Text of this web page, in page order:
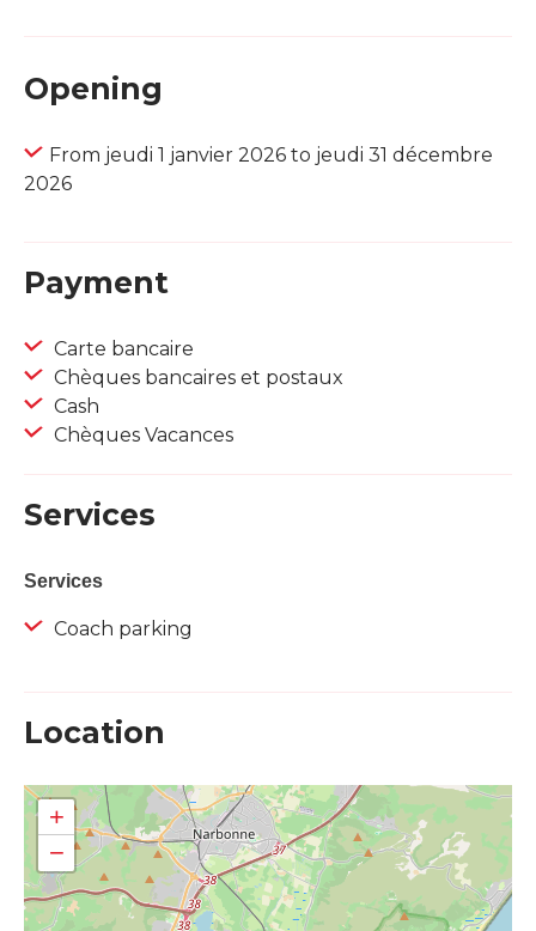
Opening
From jeudi 1 janvier 2026 to jeudi 31 décembre
2026
Payment
Carte bancaire
Chèques bancaires et postaux
Cash
Chèques Vacances
Services
Services
Coach parking
Location
+
−